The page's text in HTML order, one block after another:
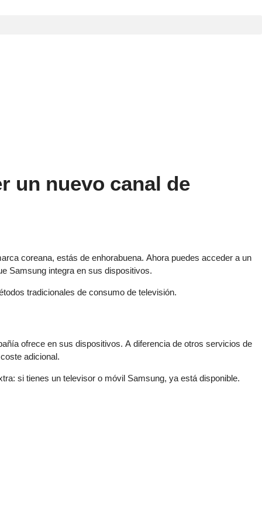
un nuevo canal de
coreana, estás de enhorabuena. Ahora puedes acceder a un
Samsung integra en sus dispositivos.
tradicionales de consumo de televisión.
ofrece en sus dispositivos. A diferencia de otros servicios de
adicional.
si tienes un televisor o móvil Samsung, ya está disponible.